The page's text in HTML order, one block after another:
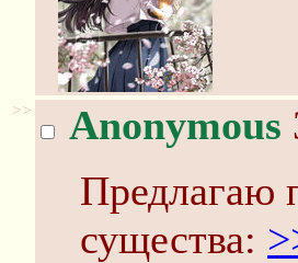
>> Anonymous
Предлагаю
существа: